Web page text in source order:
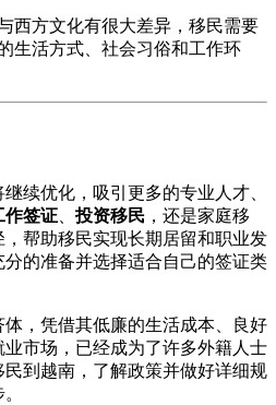
西方文化有很大差异，移民需要
生活方式、社会习俗和工作环
续优化，吸引更多的专业人才、
作签证 、投资移民 ，还是家庭移
帮助移民实现长期居留和职业发
的准备并选择适合自己的签证类
，凭借其低廉的生活成本、良好
市场，已经成为了许多外籍人士
到越南，了解政策并做好详细规